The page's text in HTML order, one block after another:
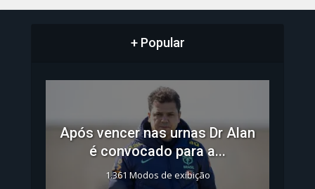
+ Popular
Após vencer nas urnas Dr Alan
é convocado para a...
1.361 Modos de exibição